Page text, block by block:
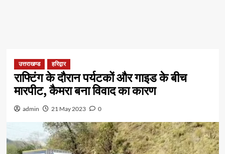
उत्तराखण्ड हरिद्वार
राफ्टिंग के दौरान पर्यटकों और गाइड के बीच
मारपीट, कैमरा बना विवाद का कारण
admin 21 May 2023 0